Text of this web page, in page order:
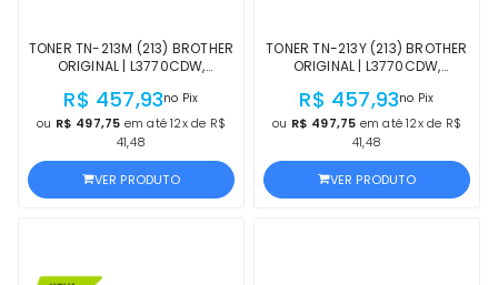
TONER TN-213M (213) BROTHER
ORIGINAL | L3770CDW,
L3270CDW, L3230CDW, HL-
L3210CW MAGENTA | PRODUTO
OFICIAL COM NF E
PROCEDÊNCIA
R$ 457,93no Pix
ou R$ 497,75 em até 12x de R$
41,48
VER PRODUTO
TONER TN-213Y (213) BROTHER
ORIGINAL | L3770CDW,
L3270CDW, L3230CDW, HL-
L3210CW AMARELO | PRODUTO
OFICIAL COM NF E
PROCEDÊNCIA
R$ 457,93no Pix
ou R$ 497,75 em até 12x de R$
41,48
VER PRODUTO